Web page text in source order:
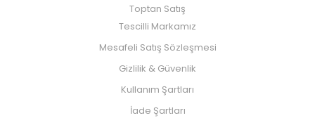
Toptan Satış
Tescilli Markamız
Mesafeli Satış Sözleşmesi
Gizlilik & Güvenlik
Kullanım Şartları
İade Şartları